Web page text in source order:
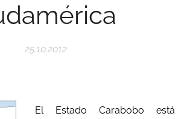
25.10.2012
El Estado Carabobo está